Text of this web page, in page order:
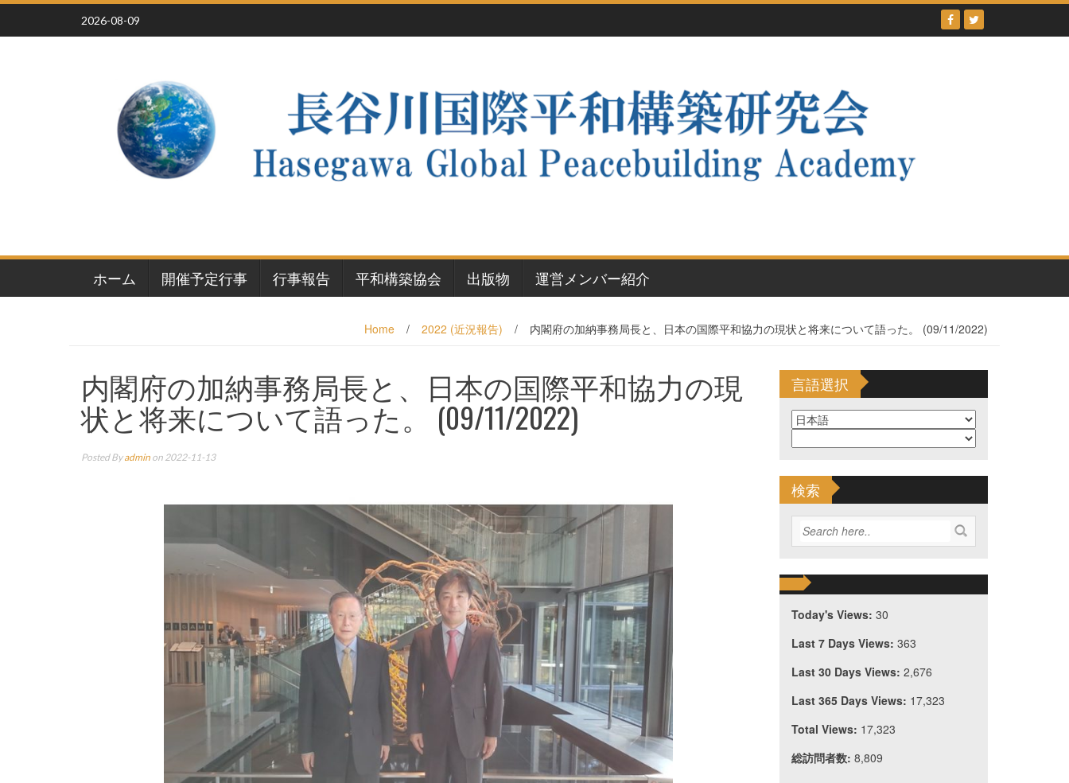
Skip
content
2026-08-09
ホーム 開催予定行事 行事報告 平和構築協会 出版物 運営メンバー紹介
Home / 2022 (近況報告) / 内閣府の加納事務局長と、日本の国際平和協力の現状と将来について語った。 (09/11/2022)
内閣府の加納事務局長と、日本の国際平和協力の現
状と将来について語った。 (09/11/2022)
Posted Byadmin on 2022-11-13
言語選択
検索
Today's Views: 30
Last 7 Days Views: 363
Last 30 Days Views: 2,676
Last 365 Days Views: 17,323
Total Views: 17,323
総訪問者数: 8,809